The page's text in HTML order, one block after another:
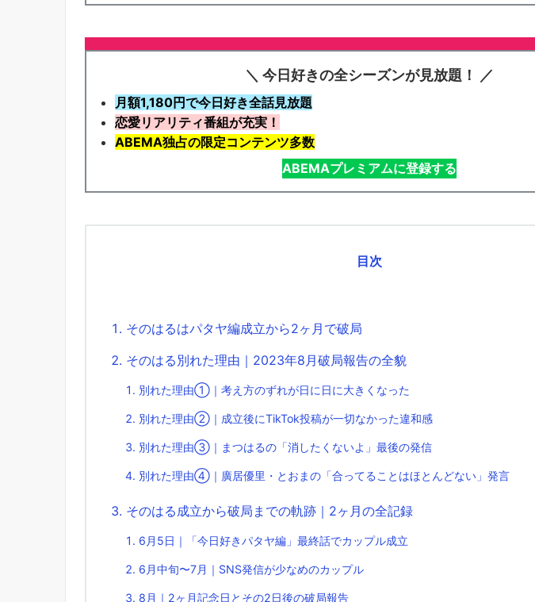
＼ 今日好きの全シーズンが見放題！ ／
月額1,180円で今日好き全話見放題
恋愛リアリティ番組が充実！
ABEMA独占の限定コンテンツ多数
ABEMAプレミアムに登録する
目次
そのはるはパタヤ編成立から2ヶ月で破局
そのはる別れた理由｜2023年8月破局報告の全貌
別れた理由①｜考え方のずれが日に日に大きくなった
別れた理由②｜成立後にTikTok投稿が一切なかった違和感
別れた理由③｜まつはるの「消したくないよ」最後の発信
別れた理由④｜廣居優里・とおまの「合ってることはほとんどない」発言
そのはる成立から破局までの軌跡｜2ヶ月の全記録
6月5日｜「今日好きパタヤ編」最終話でカップル成立
6月中旬〜7月｜SNS発信が少なめのカップル
8月｜2ヶ月記念日とその2日後の破局報告